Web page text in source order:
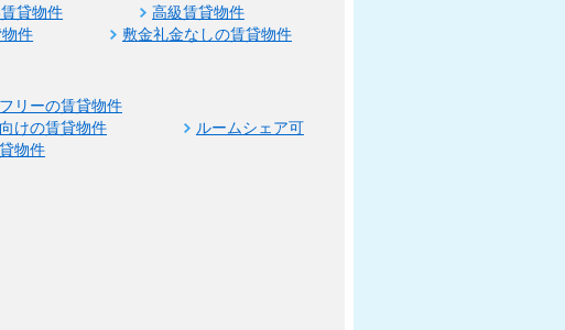
貸物件
高級賃貸物件
件 敷金礼金なしの賃貸物件
リーの賃貸物件
けの賃貸物件
ルームシェア可
物件